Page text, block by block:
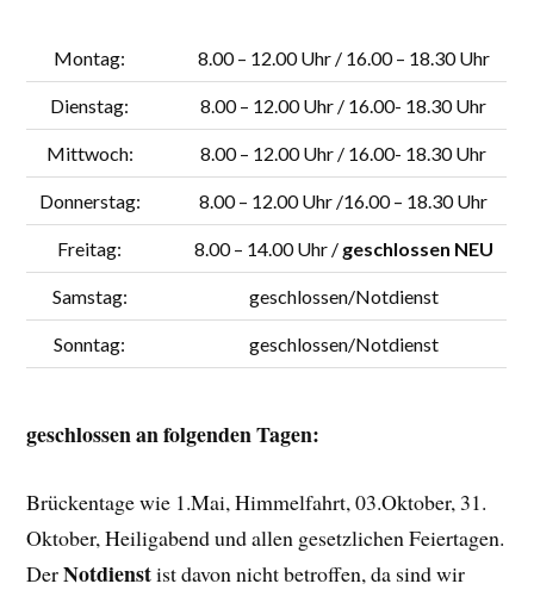
Montag: 8.00 – 12.00 Uhr / 16.00 – 18.30 Uhr
Dienstag: 8.00 – 12.00 Uhr / 16.00- 18.30 Uhr
Mittwoch: 8.00 – 12.00 Uhr / 16.00- 18.30 Uhr
Donnerstag: 8.00 – 12.00 Uhr /16.00 – 18.30 Uhr
Freitag: 8.00 – 14.00 Uhr / geschlossen NEU
Samstag: geschlossen/Notdienst
Sonntag: geschlossen/Notdienst
geschlossen an folgenden Tagen:
Brückentage wie 1.Mai, Himmelfahrt, 03.Oktober, 31.
Oktober, Heiligabend und allen gesetzlichen Feiertagen.
DerNotdienstist davon nicht betroffen, da sind wir